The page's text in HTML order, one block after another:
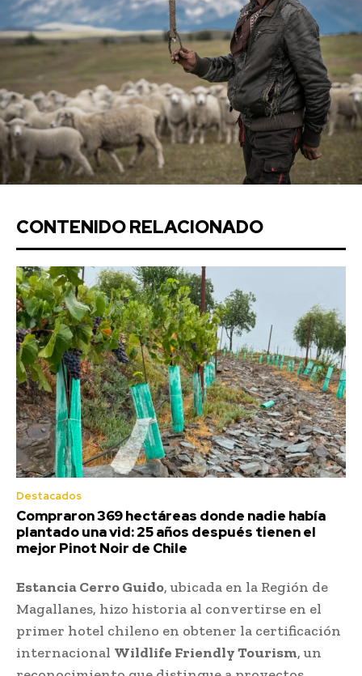
CONTENIDO RELACIONADO
Destacados
Compraron 369 hectáreas donde nadie había
plantado una vid: 25 años después tienen el
mejor Pinot Noir de Chile
Estancia Cerro Guido, ubicada en la Región de
Magallanes, hizo historia al convertirse en el
primer hotel chileno en obtener la certificación
internacional Wildlife Friendly Tourism, un